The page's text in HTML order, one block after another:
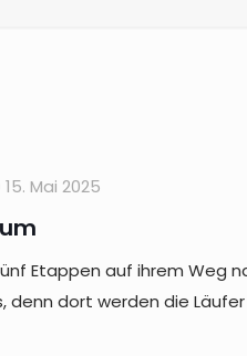
15. Mai 2025
Etappen auf ihrem Weg
denn dort werden die Läufer